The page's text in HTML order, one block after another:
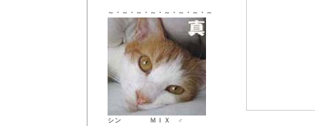
～・～・～・～・～・～・～・～
シン ＭＩＸ ♂